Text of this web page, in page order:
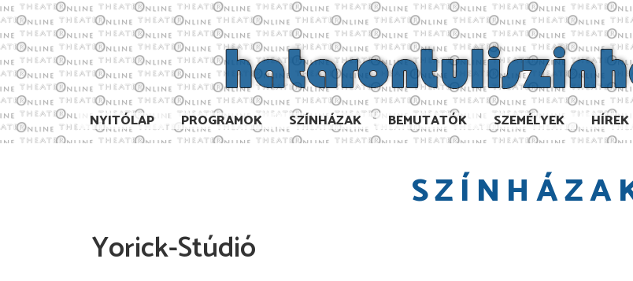
NYITÓLAP PROGRAMOK SZÍNHÁZAK BEMUTATÓK SZEMÉLYEK HÍREK
Yorick-Stúdió